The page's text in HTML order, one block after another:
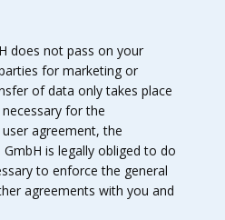
does not pass on your
for marketing or
of data only takes place
for the
agreement, the
is legally obliged to do
to enforce the general
agreements with you and